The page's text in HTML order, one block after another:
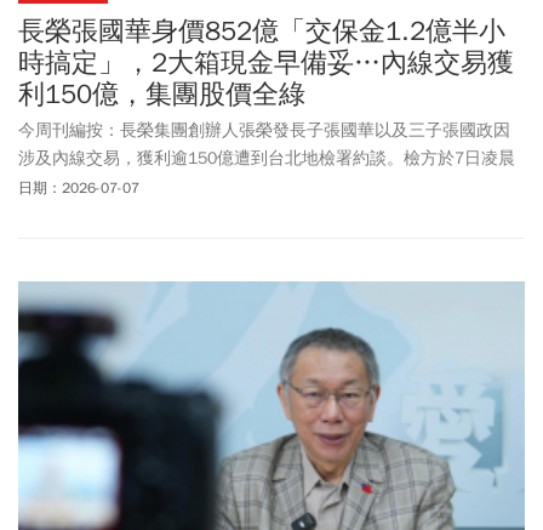
長榮張國華身價852億「交保金1.2億半小
時搞定」，2大箱現金早備妥…內線交易獲
利150億，集團股價全綠
今周刊編按：長榮集團創辦人張榮發長子張國華以及三子張國政因
涉及內線交易，獲利逾150億遭到台北地檢署約談。檢方於7日凌晨
諭知1.2億元天價交保，並限制其住居及出境、出海，實施科技監
長榮航太(2645)跌幅4.41%最高，而長榮航空(2618)跌幅0.57%、中
再保(2851)跌幅0.51%，榮運(2607)平盤。
日期：2026-07-07